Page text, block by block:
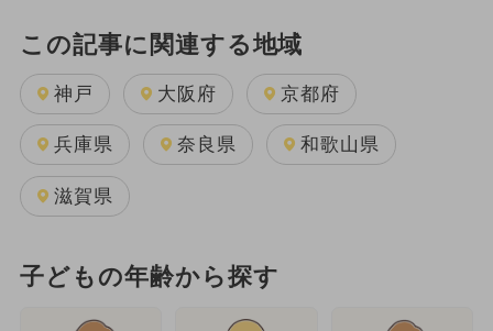
この記事に関連する地域
神戸 大阪府 京都府
兵庫県 奈良県 和歌山県
滋賀県
子どもの年齢から探す